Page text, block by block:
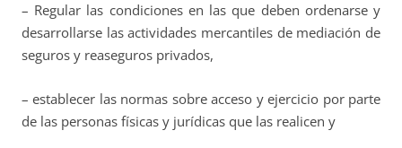
– Regular las condiciones en las que deben ordenarse y
desarrollarse las actividades mercantiles de mediación de
seguros y reaseguros privados,
– establecer las normas sobre acceso y ejercicio por parte
de las personas físicas y jurídicas que las realicen y